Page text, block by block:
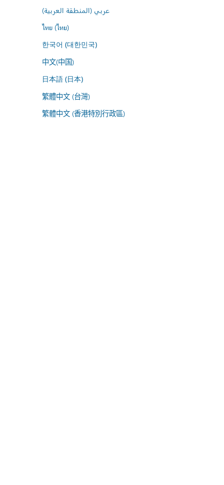
عربي (المنطقة العربية)
ไทย (ไทย)
한국어 (대한민국)
中文(中国)
日本語 (日本)
繁體中文 (台灣)
繁體中文 (香港特別行政區)